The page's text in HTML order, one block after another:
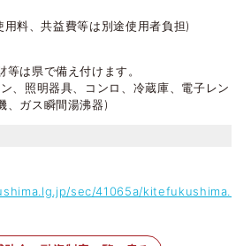
料、共益費等は別途使用者負担)
は県で備え付けます。
、照明器具、コンロ、冷蔵庫、電子レン
、ガス瞬間湯沸器)
sec/41065a/